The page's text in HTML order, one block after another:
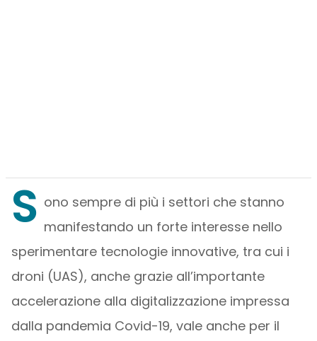
S ono sempre di più i settori che stanno
manifestando un forte interesse nello
sperimentare tecnologie innovative, tra cui i
droni (UAS), anche grazie all’importante
accelerazione alla digitalizzazione impressa
dalla pandemia Covid-19, vale anche per il